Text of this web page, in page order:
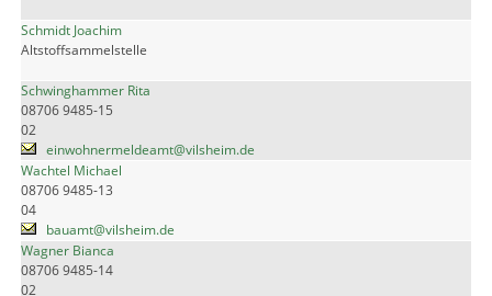
Schmidt Joachim
Altstoffsammelstelle
Schwinghammer Rita
08706 9485-15
02
einwohnermeldeamt@vilsheim.de
Wachtel Michael
08706 9485-13
04
bauamt@vilsheim.de
Wagner Bianca
08706 9485-14
02